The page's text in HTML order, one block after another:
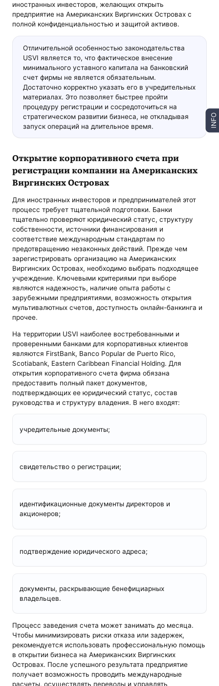
иностранных инвесторов, желающих открыть
предприятие на Американских Виргинских Островах с
полной конфиденциальностью и защитой активов.
Отличительной особенностью законодательства
USVI является то, что фактическое внесение
минимального уставного капитала на банковский
счет фирмы не является обязательным.
Достаточно корректно указать его в учредительных
материалах. Это позволяет быстрее пройти
процедуру регистрации и сосредоточиться на
стратегическом развитии бизнеса, не откладывая
запуск операций на длительное время.
Открытие корпоративного счета при
регистрации компании на Американских
Виргинских Островах
Для иностранных инвесторов и предпринимателей этот
процесс требует тщательной подготовки. Банки
тщательно проверяют юридический статус, структуру
собственности, источники финансирования и
соответствие международным стандартам по
предотвращению незаконных действий. Прежде чем
зарегистрировать организацию на Американских
Виргинских Островах, необходимо выбрать подходящее
учреждение. Ключевыми критериями при выборе
являются надежность, наличие опыта работы с
зарубежными предприятиями, возможность открытия
мультивалютных счетов, доступность онлайн-банкинга и
прочее.
На территории USVI наиболее востребованными и
проверенными банками для корпоративных клиентов
являются FirstBank, Banco Popular de Puerto Rico,
Scotiabank, Eastern Caribbean Financial Holding. Для
открытия корпоративного счета фирма обязана
предоставить полный пакет документов,
подтверждающих ее юридический статус, состав
руководства и структуру владения. В него входят:
учредительные документы;
свидетельство о регистрации;
идентификационные документы директоров и
акционеров;
подтверждение юридического адреса;
документы, раскрывающие бенефициарных
владельцев.
Процесс заведения счета может занимать до месяца.
Чтобы минимизировать риски отказа или задержек,
рекомендуется использовать профессиональную помощь
в открытии бизнеса на Американских Виргинских
Островах. После успешного результата предприятие
получает возможность проводить международные
расчеты, осуществлять переводы и управлять
INFO